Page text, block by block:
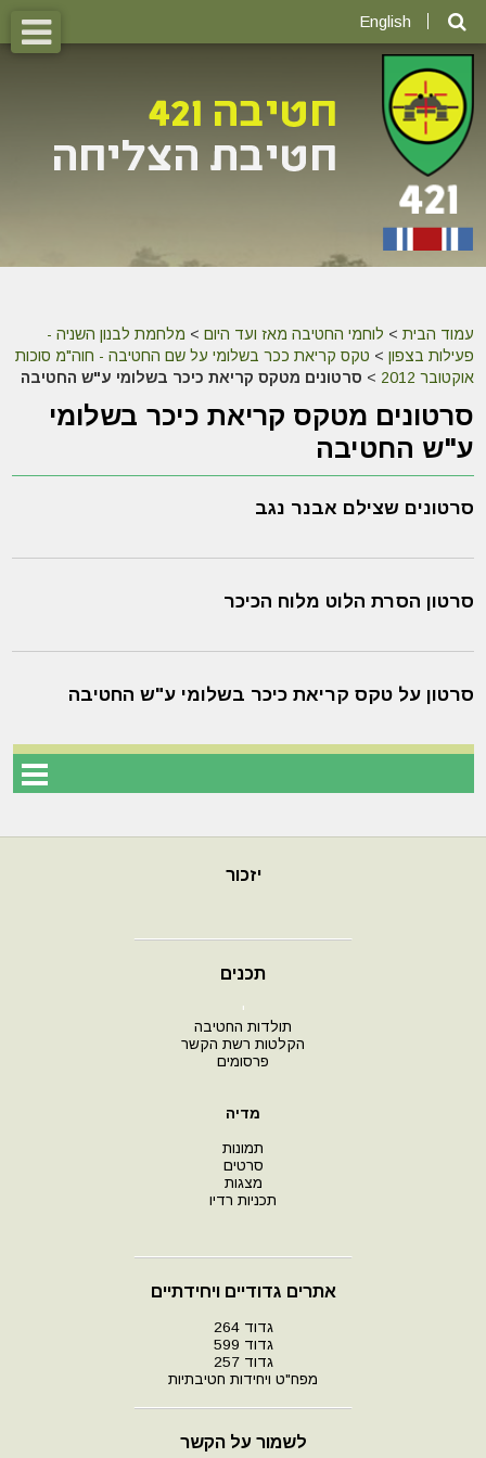
English
עמוד הבית > לוחמי החטיבה מאז ועד היום > מלחמת לבנון השניה -
פעילות בצפון > טקס קריאת ככר בשלומי על שם החטיבה - חוה"מ סוכות
אוקטובר 2012
> סרטונים מטקס קריאת כיכר בשלומי ע"ש החטיבה
סרטונים מטקס קריאת כיכר בשלומי
ע"ש החטיבה
סרטונים שצילם אבנר נגב
סרטון הסרת הלוט מלוח הכיכר
סרטון על טקס קריאת כיכר בשלומי ע"ש החטיבה
יזכור
תכנים
י
תולדות החטיבה
הקלטות רשת הקשר
פרסומים
מדיה
תמונות
סרטים
מצגות
תכניות רדיו
אתרים גדודיים ויחידתיים
גדוד 264
גדוד 599
גדוד 257
מפח"ט ויחידות חטיבתיות
לשמור על הקשר